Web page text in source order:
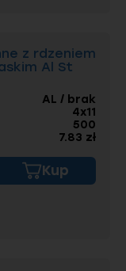
aby ryzyko
nity zrywalne
klasie
z rdzeniem
Al St
AL / brak
4x11
500
7.83 zł
Kup